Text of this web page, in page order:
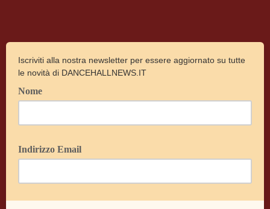
Iscriviti alla nostra newsletter per essere aggiornato su tutte
le novità di DANCEHALLNEWS.IT
Nome
Indirizzo Email